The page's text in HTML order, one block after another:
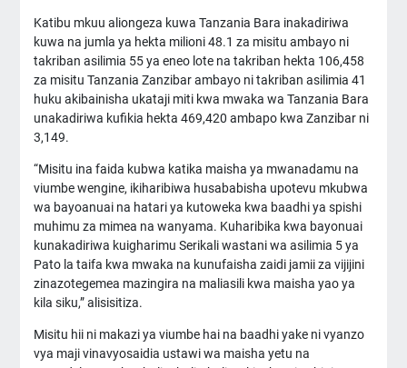
Katibu mkuu aliongeza kuwa Tanzania Bara inakadiriwa
kuwa na jumla ya hekta milioni 48.1 za misitu ambayo ni
takriban asilimia 55 ya eneo lote na takriban hekta 106,458
za misitu Tanzania Zanzibar ambayo ni takriban asilimia 41
huku akibainisha ukataji miti kwa mwaka wa Tanzania Bara
unakadiriwa kufikia hekta 469,420 ambapo kwa Zanzibar ni
3,149.
“Misitu ina faida kubwa katika maisha ya mwanadamu na
viumbe wengine, ikiharibiwa husababisha upotevu mkubwa
wa bayoanuai na hatari ya kutoweka kwa baadhi ya spishi
muhimu za mimea na wanyama. Kuharibika kwa bayonuai
kunakadiriwa kuigharimu Serikali wastani wa asilimia 5 ya
Pato la taifa kwa mwaka na kunufaisha zaidi jamii za vijijini
zinazotegemea mazingira na maliasili kwa maisha yao ya
kila siku,” alisisitiza.
Misitu hii ni makazi ya viumbe hai na baadhi yake ni vyanzo
vya maji vinavyosaidia ustawi wa maisha yetu na